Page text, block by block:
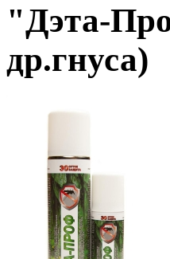
"Дэта-
др.гнуса)